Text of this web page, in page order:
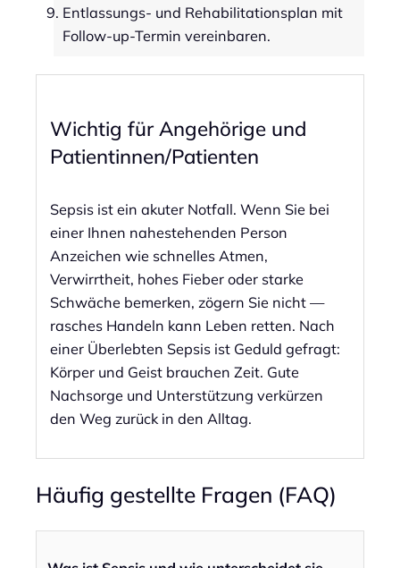
Entlassungs- und Rehabilitationsplan mit
Follow-up-Termin vereinbaren.
Wichtig für Angehörige und
Patientinnen/Patienten
Sepsis ist ein akuter Notfall. Wenn Sie bei
einer Ihnen nahestehenden Person
Anzeichen wie schnelles Atmen,
Verwirrtheit, hohes Fieber oder starke
Schwäche bemerken, zögern Sie nicht —
rasches Handeln kann Leben retten. Nach
einer Überlebten Sepsis ist Geduld gefragt:
Körper und Geist brauchen Zeit. Gute
Nachsorge und Unterstützung verkürzen
den Weg zurück in den Alltag.
Häufig gestellte Fragen (FAQ)